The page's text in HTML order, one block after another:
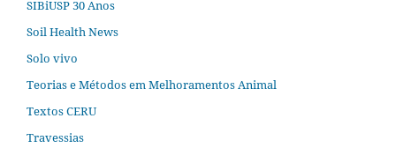
SIBiUSP 30 Anos
Soil Health News
Solo vivo
Teorias e Métodos em Melhoramentos Animal
Textos CERU
Travessias